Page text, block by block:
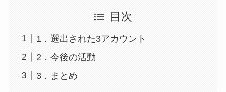
目次
1．選出された3アカウント
2．今後の活動
3．まとめ